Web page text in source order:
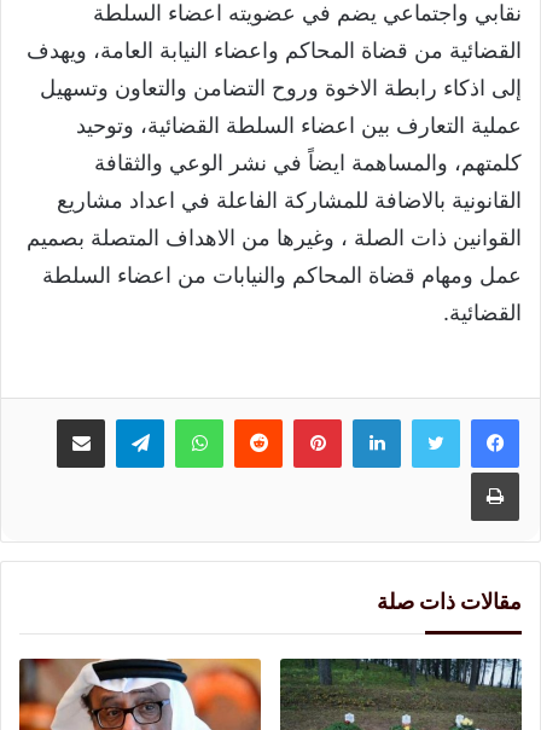
نقابي واجتماعي يضم في عضويته اعضاء السلطة
القضائية من قضاة المحاكم واعضاء النيابة العامة، ويهدف
إلى اذكاء رابطة الاخوة وروح التضامن والتعاون وتسهيل
عملية التعارف بين اعضاء السلطة القضائية، وتوحيد
كلمتهم، والمساهمة ايضاً في نشر الوعي والثقافة
القانونية بالاضافة للمشاركة الفاعلة في اعداد مشاريع
القوانين ذات الصلة ، وغيرها من الاهداف المتصلة بصميم
عمل ومهام قضاة المحاكم والنيابات من اعضاء السلطة
القضائية.
لينكدإنبينتيريست واتسابتيلقرام مشاركة عبر البريد
طباعة
مقالات ذات صلة